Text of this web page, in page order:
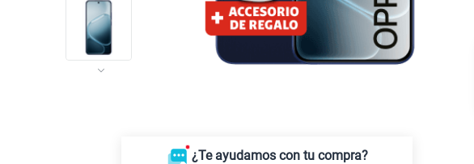
¿Te ayudamos con tu compra?